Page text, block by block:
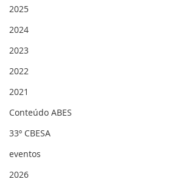
2025
2024
2023
2022
2021
Conteúdo ABES
33º CBESA
eventos
2026